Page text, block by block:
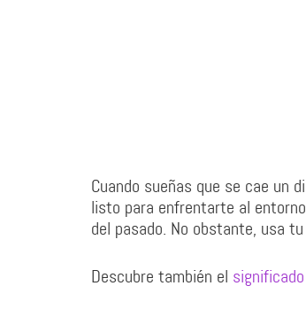
Cuando sueñas que se cae un
listo para enfrentarte al
del pasado. No obstante, usa
Descubre también el